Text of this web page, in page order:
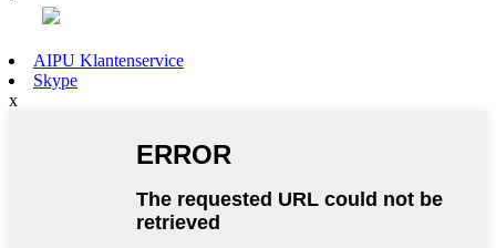
AIPU Klantenservice
Skype
x